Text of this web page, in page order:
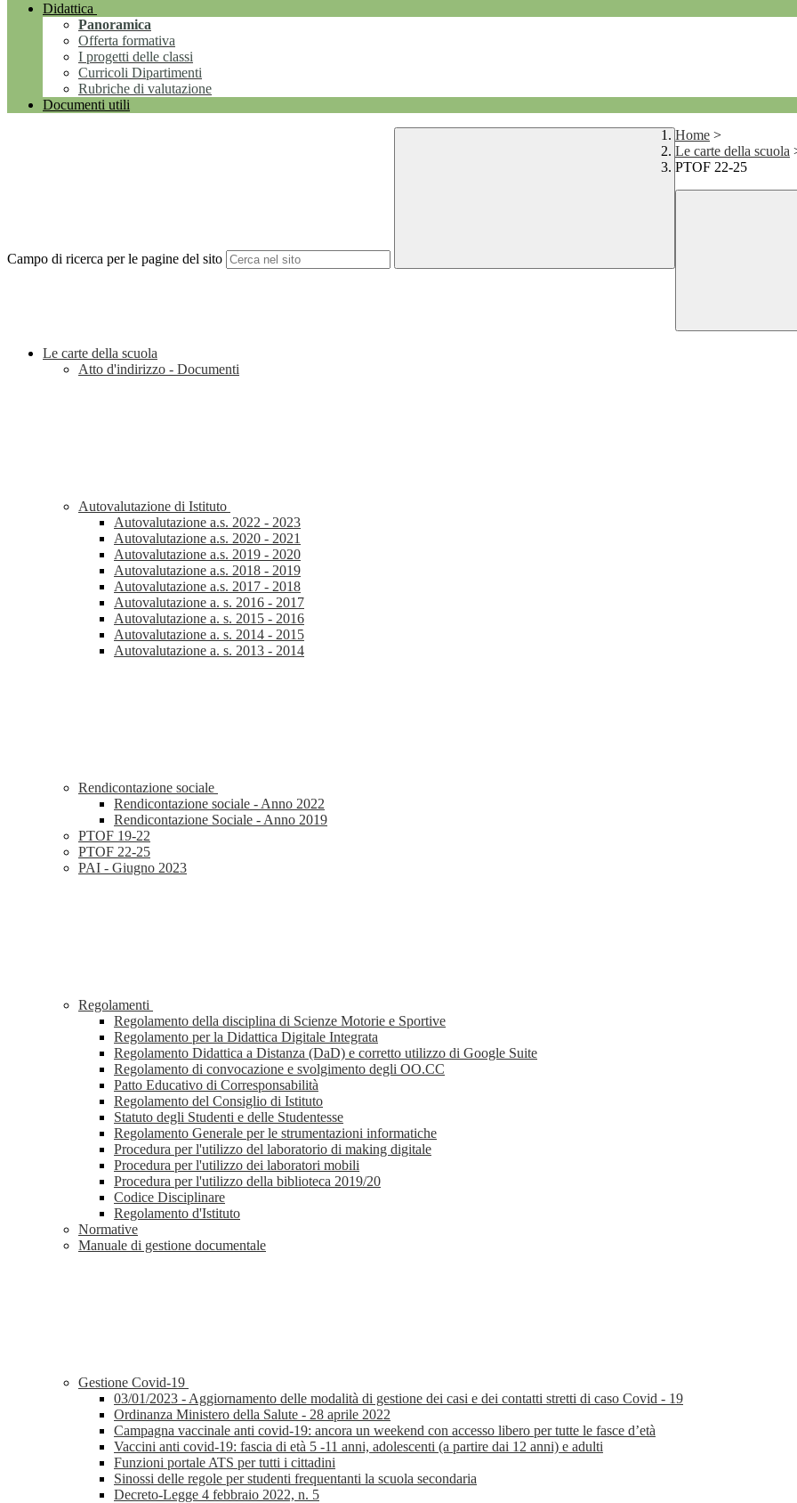
Didattica
Panoramica
Offerta formativa
I progetti delle classi
Curricoli Dipartimenti
Rubriche di valutazione
Documenti utili
Campo di ricerca per le pagine del sito
Home >
Le carte della scuola
PTOF 22-25
Le carte della scuola
Atto d'indirizzo - Documenti
Autovalutazione di Istituto
Autovalutazione a.s. 2022 - 2023
Autovalutazione a.s. 2020 - 2021
Autovalutazione a.s. 2019 - 2020
Autovalutazione a.s. 2018 - 2019
Autovalutazione a.s. 2017 - 2018
Autovalutazione a. s. 2016 - 2017
Autovalutazione a. s. 2015 - 2016
Autovalutazione a. s. 2014 - 2015
Autovalutazione a. s. 2013 - 2014
Rendicontazione sociale
Rendicontazione sociale - Anno 2022
Rendicontazione Sociale - Anno 2019
PTOF 19-22
PTOF 22-25
PAI - Giugno 2023
Regolamenti
Regolamento della disciplina di Scienze Motorie e Sportive
Regolamento per la Didattica Digitale Integrata
Regolamento Didattica a Distanza (DaD) e corretto utilizzo di Google Suite
Regolamento di convocazione e svolgimento degli OO.CC
Patto Educativo di Corresponsabilità
Regolamento del Consiglio di Istituto
Statuto degli Studenti e delle Studentesse
Regolamento Generale per le strumentazioni informatiche
Procedura per l'utilizzo del laboratorio di making digitale
Procedura per l'utilizzo dei laboratori mobili
Procedura per l'utilizzo della biblioteca 2019/20
Codice Disciplinare
Regolamento d'Istituto
Normative
Manuale di gestione documentale
Gestione Covid-19
03/01/2023 - Aggiornamento delle modalità di gestione dei casi e dei contatti stretti di caso Covid - 19
Ordinanza Ministero della Salute - 28 aprile 2022
Campagna vaccinale anti covid-19: ancora un weekend con accesso libero per tutte le fasce d’età
Vaccini anti covid-19: fascia di età 5 -11 anni, adolescenti (a partire dai 12 anni) e adulti
Funzioni portale ATS per tutti i cittadini
Sinossi delle regole per studenti frequentanti la scuola secondaria
Decreto-Legge 4 febbraio 2022, n. 5